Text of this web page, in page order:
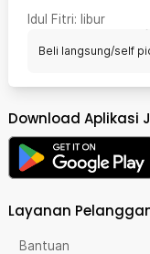
Idul Fitri: libur
Beli langsung/self
Download Aplikasi
Layanan
Bantuan